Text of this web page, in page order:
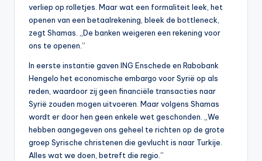
verliep op rolletjes. Maar wat een formaliteit leek, het
openen van een betaalrekening, bleek de bottleneck,
zegt Shamas. „De banken weigeren een rekening voor
ons te openen.”
In eerste instantie gaven ING Enschede en Rabobank
Hengelo het economische embargo voor Syrië op als
reden, waardoor zij geen financiële transacties naar
Syrië zouden mogen uitvoeren. Maar volgens Shamas
wordt er door hen geen enkele wet geschonden. „We
hebben aangegeven ons geheel te richten op de grote
groep Syrische christenen die gevlucht is naar Turkije.
Alles wat we doen, betreft die regio.”